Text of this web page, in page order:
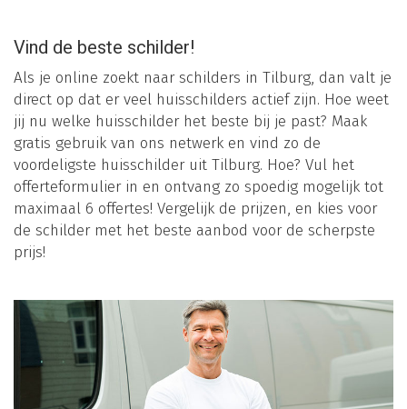
Vind de beste schilder!
Als je online zoekt naar schilders in Tilburg, dan valt je
direct op dat er veel huisschilders actief zijn. Hoe weet
jij nu welke huisschilder het beste bij je past? Maak
gratis gebruik van ons netwerk en vind zo de
voordeligste huisschilder uit Tilburg. Hoe? Vul het
offerteformulier in en ontvang zo spoedig mogelijk tot
maximaal 6 offertes! Vergelijk de prijzen, en kies voor
de schilder met het beste aanbod voor de scherpste
prijs!